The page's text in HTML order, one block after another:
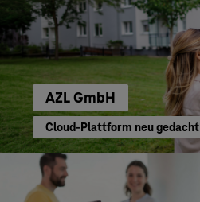
AZL GmbH
Cloud-Plattform neu gedacht